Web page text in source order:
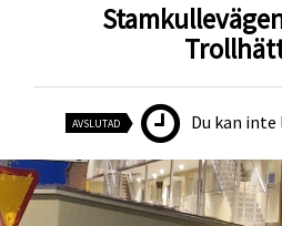
AVSLUTAD Du kan